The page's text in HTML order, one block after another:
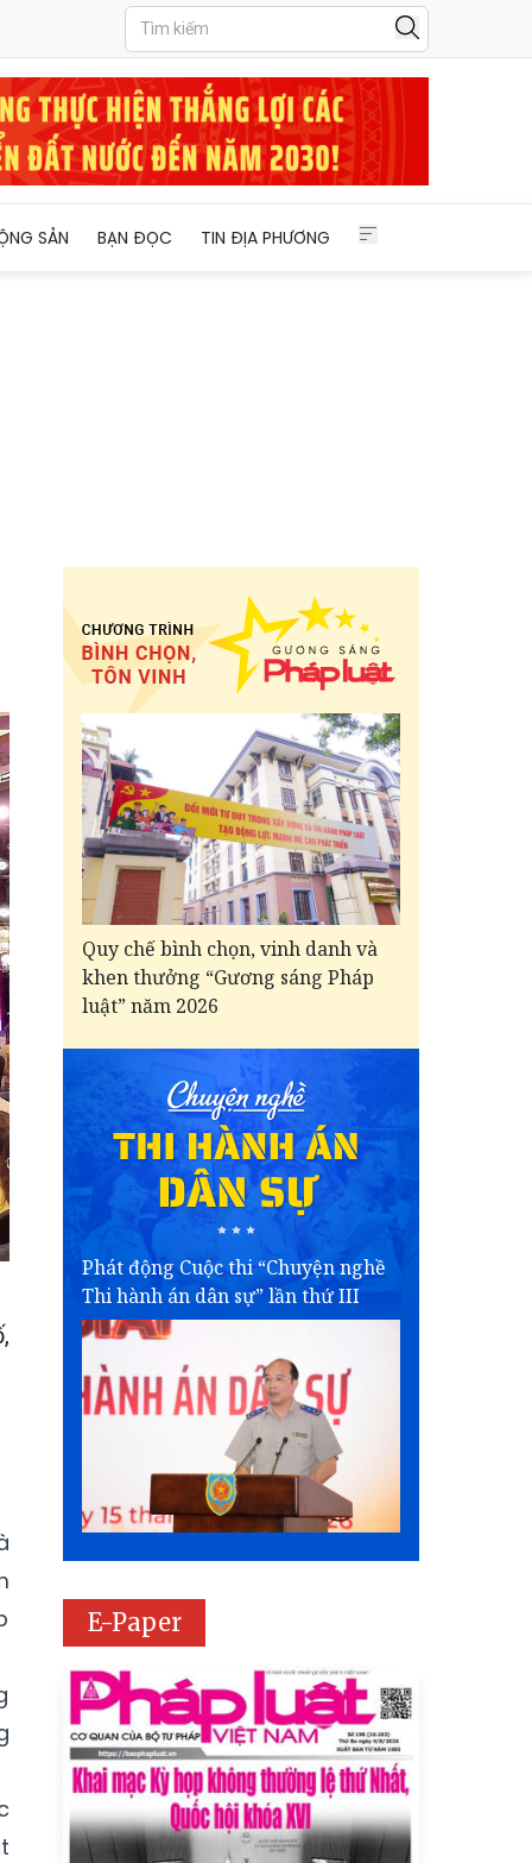
SẢN BẠN ĐỌC TIN ĐỊA PHƯƠNG
Quy chế bình chọn, vinh danh và
khen thưởng “Gương sáng Pháp
luật” năm 2026
Phát động Cuộc thi “Chuyện nghề
Thi hành án dân sự” lần thứ III
E-Paper